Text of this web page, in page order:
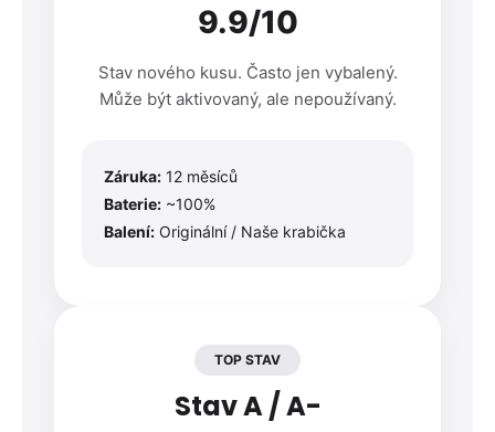
9.9/10
Stav nového kusu. Často jen vybalený.
Může být aktivovaný, ale nepoužívaný.
Záruka: 12 měsíců
Baterie: ~100%
Balení: Originální / Naše krabička
TOP STAV
Stav A / A-